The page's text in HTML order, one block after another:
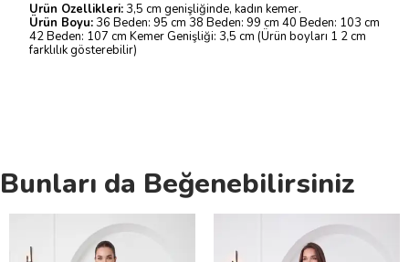
Ürün Özellikleri:3,5 cm genişliğinde, kadın kemer.
Ürün Boyu:36 Beden: 95 cm 38 Beden: 99 cm 40 Beden: 103 cm
42 Beden: 107 cm Kemer Genişliği: 3,5 cm (Ürün boyları 1 2 cm
farklılık gösterebilir)
Bunları da Beğenebilirsiniz